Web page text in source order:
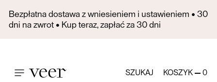
Bezpłatna dostawa z wniesieniem i ustawieniem • 30
dni na zwrot • Kup teraz, zapłać za 30 dni
SZUKAJ KOSZYK 0